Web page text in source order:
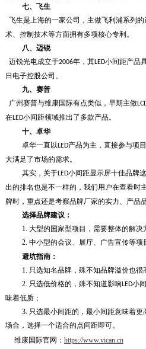
七、 飞生
飞生是上海的一家公司，主做飞利浦系列
术、控制技术等方面拥有多项核心专利。
八、 迈锐
迈锐光电成立于2006年，其LED小间距产品
日电子控股公司。
九、 赛普
广州赛普与维康国际有点类似，早期主做
在LED小间距领域推出了多款产品。
十、 卓华
卓华一直以LED产品为主，直接参与项
大满足了市场的需求。
其实，关于LED小间距显示屏十佳品牌
出的排名也是不一样的，我们用户在查看时
牌时，重点还是考察品牌厂家的实力、产品
选择品牌建议：
1. 大型的国家型项目，需要整体的解决
2. 中小型的会议、展厅、广告宣传等项
避坑指南：
1. 只选知名品牌，殊不知品牌溢价也很
2. 只选低价格的，殊不知道影响LED小
味着低质；
3. 只选最小间距的，最小间距意味着
场合，选择一个适合的点间距即可。
维康国际官网： https://www.vican.cn